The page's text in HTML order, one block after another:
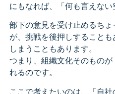
にもなれば、「何も言えない
部下の意見を受け止めるちょ
が、挑戦を後押しすること
しまうこともあります。
つまり、組織文化そのもの
れるのです。
ここで考えたいのは、「自